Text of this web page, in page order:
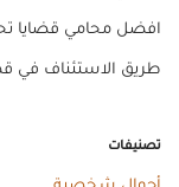
افضل محامي قضايا
طريق الاستئناف في
تصنيفات